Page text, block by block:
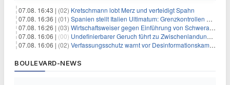
07.08. 16:43 | (02) Kretschmann lobt Merz und verteidigt Spahn
07.08. 16:36 | (01) Spanien stellt Italien Ultimatum: Grenzkontrollen beenden
07.08. 16:26 | (03) Wirtschaftsweiser gegen Einführung von Schwerarbeiter-Rente
07.08. 16:06 | (00) Undefinierbarer Geruch führt zu Zwischenlandung von Flieger
07.08. 16:06 | (02) Verfassungsschutz warnt vor Desinformationskampagne gegen Merz
BOULEVARD-NEWS